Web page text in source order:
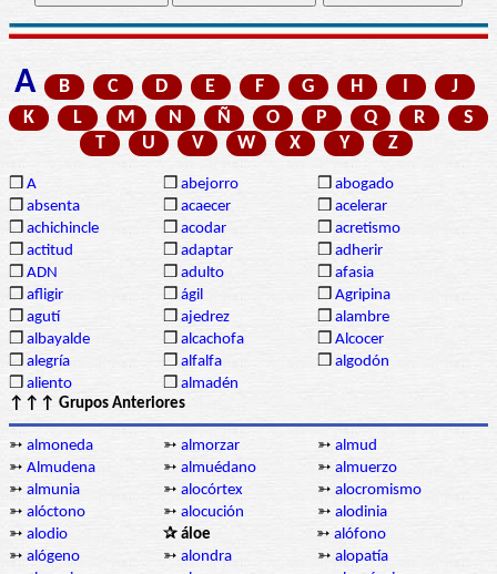
A B C D E F G H I
J
K
L M N Ñ O P Q R
S
T
U V W X Y Z
❒ A ❒ abejorro ❒ abogado
❒ absenta ❒ acaecer ❒ acelerar
❒ achichincle ❒ acodar ❒ acretismo
❒ actitud ❒ adaptar ❒ adherir
❒ ADN ❒ adulto ❒ afasia
❒ afligir ❒ ágil ❒ Agripina
❒ agutí ❒ ajedrez ❒ alambre
❒ albayalde ❒ alcachofa ❒ Alcocer
❒ alegría ❒ alfalfa ❒ algodón
❒ aliento ❒ almadén
↑↑↑ Grupos Anteriores
➳ almoneda ➳ almorzar ➳ almud
➳ Almudena ➳ almuédano ➳ almuerzo
➳ almunia ➳ alocórtex ➳ alocromismo
➳ alóctono ➳ alocución ➳ alodinia
➳ alodio ✰ áloe ➳ alófono
➳ alógeno ➳ alondra ➳ alopatía